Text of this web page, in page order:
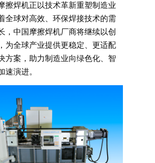
擦焊机正以技术革新重塑制造业
全球对高效、环保焊接技术的需
，中国摩擦焊机厂商将继续以创
为全球产业提供更稳定、更适配
方案，助力制造业向绿色化、智
速演进。